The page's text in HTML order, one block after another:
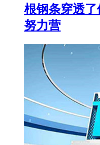
根钢条穿透
努力营